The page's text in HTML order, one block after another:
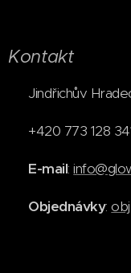
Kontakt
📍 Jindřichův
📞 +420 773 128
E-mail:
Objednávky: